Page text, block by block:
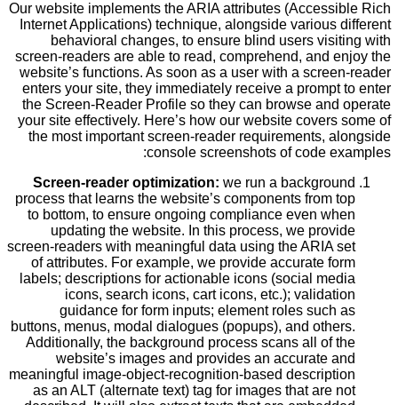
Our website implements the ARIA attributes (Accessible Rich
Internet Applications) technique, alongside various different
behavioral changes, to ensure blind users visiting with
screen-readers are able to read, comprehend, and enjoy the
website’s functions. As soon as a user with a screen-reader
enters your site, they immediately receive a prompt to enter
the Screen-Reader Profile so they can browse and operate
your site effectively. Here’s how our website covers some of
the most important screen-reader requirements, alongside
console screenshots of code examples:
Screen-reader optimization: we run a background
process that learns the website’s components from top
to bottom, to ensure ongoing compliance even when
updating the website. In this process, we provide
screen-readers with meaningful data using the ARIA set
of attributes. For example, we provide accurate form
labels; descriptions for actionable icons (social media
icons, search icons, cart icons, etc.); validation
guidance for form inputs; element roles such as
buttons, menus, modal dialogues (popups), and others.
Additionally, the background process scans all of the
website’s images and provides an accurate and
meaningful image-object-recognition-based description
as an ALT (alternate text) tag for images that are not